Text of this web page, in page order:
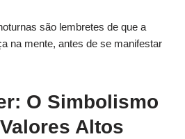
são lembretes de que a
na mente, antes de se manifestar
O Simbolismo
Altos